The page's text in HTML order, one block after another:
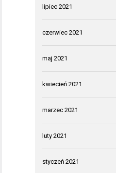
lipiec 2021
czerwiec 2021
maj 2021
kwiecień 2021
marzec 2021
luty 2021
styczeń 2021